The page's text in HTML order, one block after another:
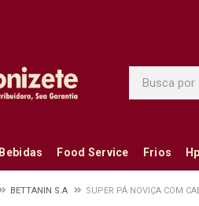
Bebidas Food Service Frios
BETTANIN S.A SUPER PÁ NOVIÇA COM